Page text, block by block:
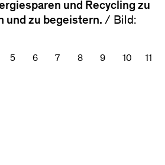
und Recycling zu
und zu begeistern. / Bild:
5 6 7 8 9 10 11